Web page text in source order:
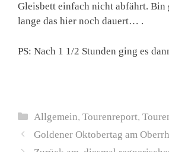
Gleisbett einfach nicht abfährt. Bin
lange das hier noch dauert… .
PS: Nach 1 1/2 Stunden ging es
Kategorien
Allgemein,Tourenreport,
Goldener Oktobertag am